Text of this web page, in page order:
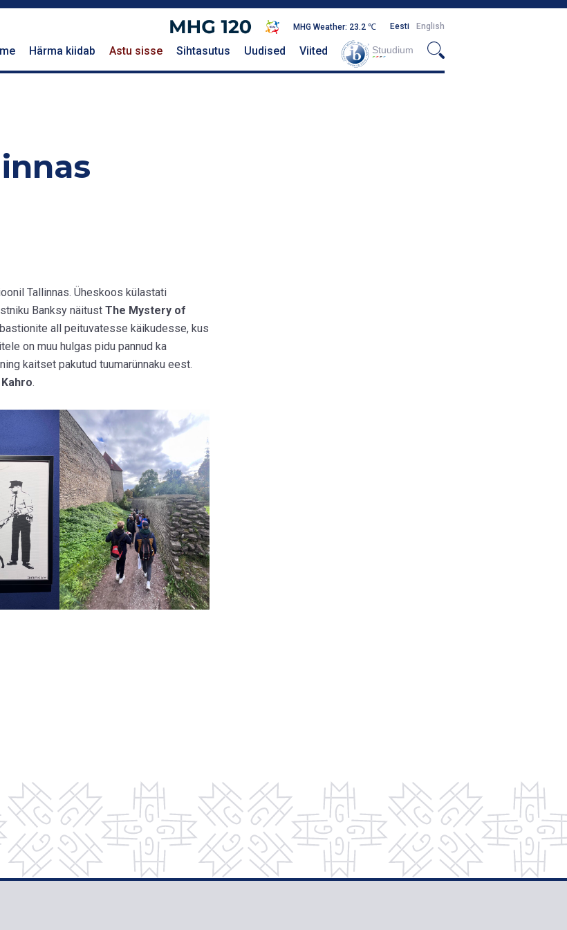
MHG Weather: 23.2 ℃ Eesti English
Härma kiidab Astu sisse Sihtasutus Uudised Viited Stuudium
Tallinnas. Üheskoos külastati
Banksy näitust The Mystery of
all peituvatesse käikudesse, kus
on muu hulgas pidu pannud ka
kaitset pakutud tuumarünnaku eest.
.